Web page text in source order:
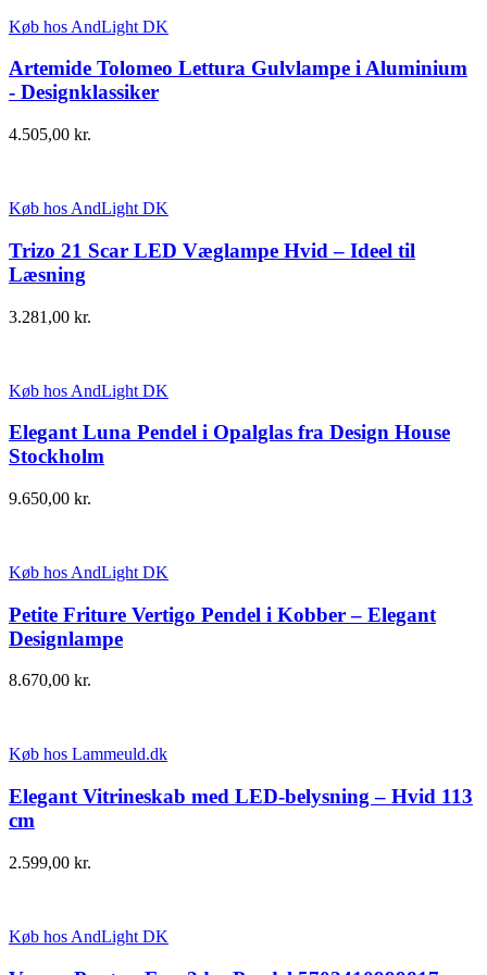
Køb hos AndLight DK
Artemide Tolomeo Lettura Gulvlampe i Aluminium
- Designklassiker
4.505,00 kr.
Køb hos AndLight DK
Trizo 21 Scar LED Væglampe Hvid – Ideel til
Læsning
3.281,00 kr.
Køb hos AndLight DK
Elegant Luna Pendel i Opalglas fra Design House
Stockholm
9.650,00 kr.
Køb hos AndLight DK
Petite Friture Vertigo Pendel i Kobber – Elegant
Designlampe
8.670,00 kr.
Køb hos Lammeuld.dk
Elegant Vitrineskab med LED-belysning – Hvid 113
cm
2.599,00 kr.
Køb hos AndLight DK